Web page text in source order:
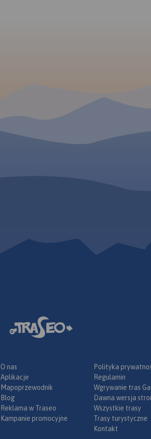
O nas
Aplikacje
Mapoprzewodnik
Blog
Reklama w Traseo
Kampanie promocyjne
Polityka
Regulamin
Wgrywanie tras
Dawna wersja
Wszystkie trasy
Trasy turystyczne
Kontakt